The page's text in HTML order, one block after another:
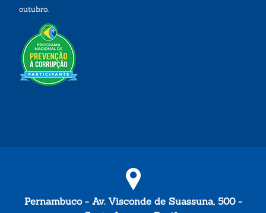
outubro.
Pernambuco - Av. Visconde de Suassuna, 500 -